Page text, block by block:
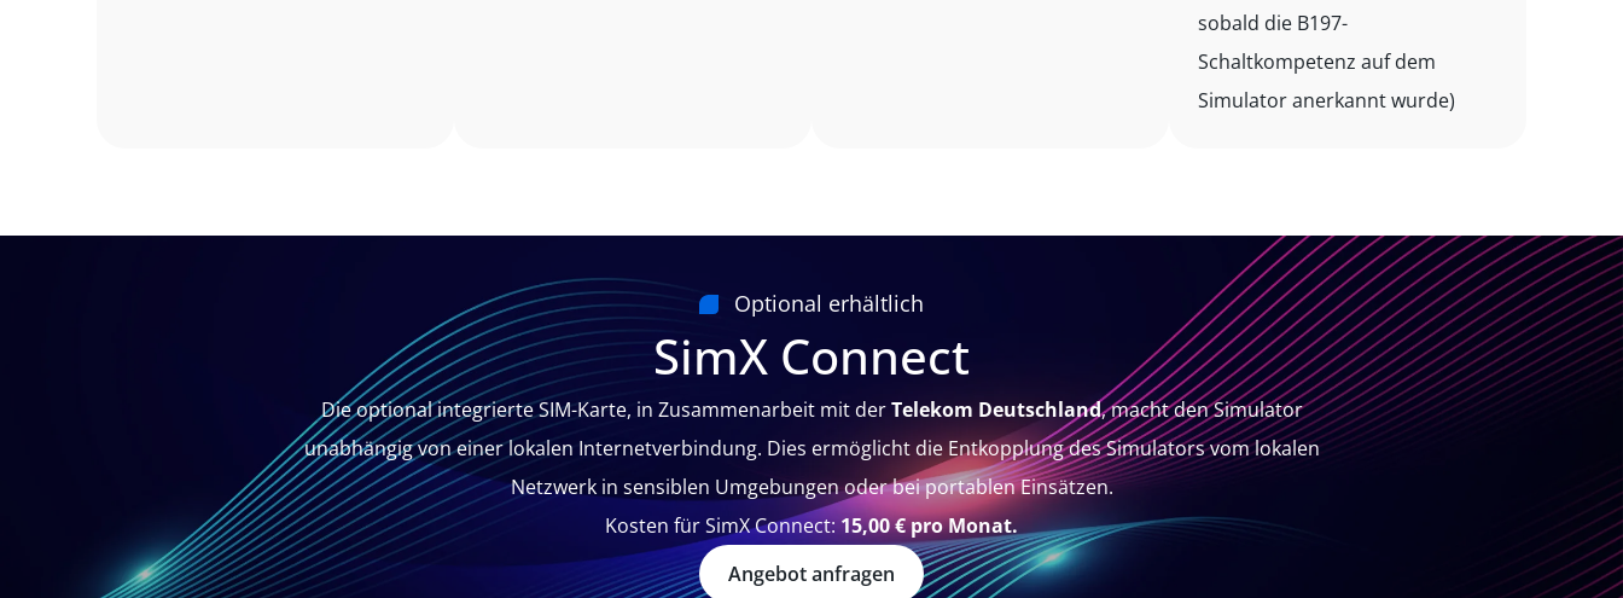
sobald die B197-
Schaltkompetenz auf dem
Simulator anerkannt wurde)
Optional erhältlich
SimX Connect
Die optional integrierte SIM-Karte, in Zusammenarbeit mit derTelekom Deutschland, macht den Simulator
unabhängig von einer lokalen Internetverbindung. Dies ermöglicht die Entkopplung des Simulators vom lokalen
Netzwerk in sensiblen Umgebungen oder bei portablen Einsätzen.
Kosten für SimX Connect:15,00 € pro Monat.
Angebot anfragen